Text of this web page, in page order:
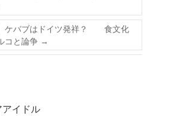
】ケバブはドイツ発祥？ 食文化
コと論争 →
アイドル